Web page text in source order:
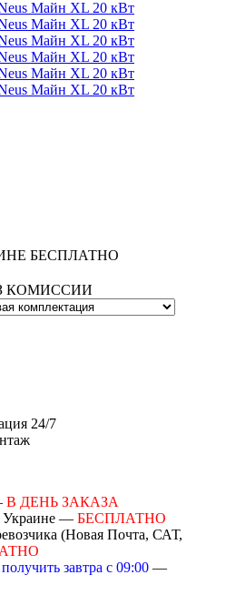
БЕСПЛАТНО
КОМИССИИ
24/7
В ДЕНЬ ЗАКАЗА
Украине — БЕСПЛАТНО
(Новая Почта, САТ,
получить завтра с 09:00 —